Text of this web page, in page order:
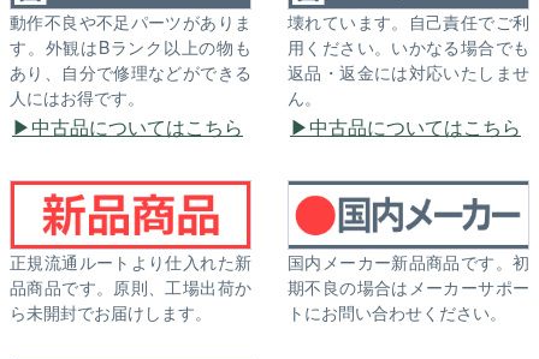
動作不良や不足パーツがありま
す。外観はBランク以上の物も
あり、自分で修理などができる
人にはお得です。
中古品についてはこちら
壊れています。自己責任でご利
用ください。いかなる場合でも
返品・返金には対応いたしませ
ん。
中古品についてはこちら
正規流通ルートより仕入れた新
品商品です。原則、工場出荷か
ら未開封でお届けします。
国内メーカー新品商品です。初
期不良の場合はメーカーサポー
トにお問い合わせください。